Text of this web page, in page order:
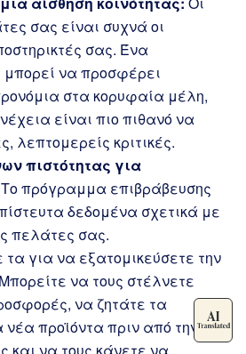
σας είναι συχνά οι
σας. Ένα
να προσφέρει
στα κορυφαία μέλη,
είναι πιο πιθανό να
λεπτομερείς κριτικές.
πιστότητας για
Το πρόγραμμα επιβράβευσης
δεδομένα σχετικά με
πελάτες σας.
τα για να εξατομικεύσετε την
να τους στέλνετε
να ζητάτε τα
νέα προϊόντα πριν από την